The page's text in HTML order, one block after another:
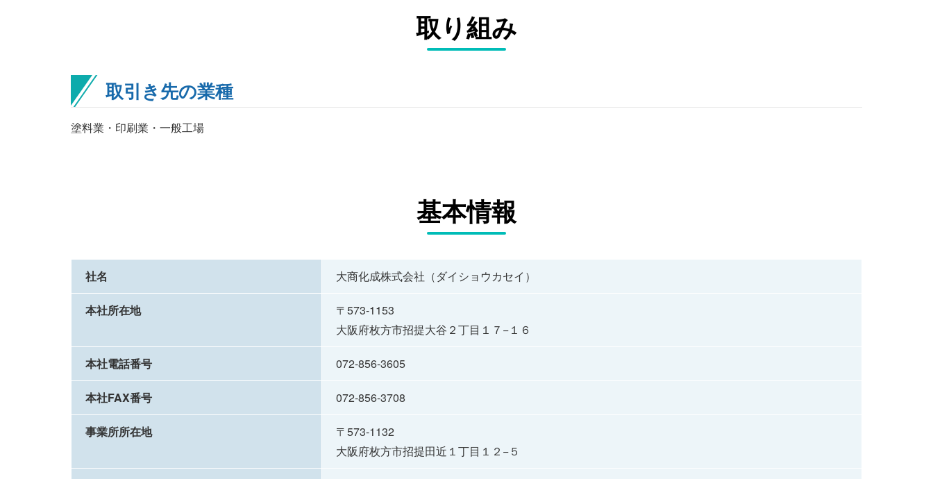
取り組み
取引き先の業種
塗料業・印刷業・一般工場
基本情報
社名 大商化成株式会社（ダイショウカセイ）
本社所在地
〒573-1153
大阪府枚方市招提大谷２丁目１７−１６
本社電話番号 072-856-3605
本社FAX番号 072-856-3708
事業所所在地
〒573-1132
大阪府枚方市招提田近１丁目１２−５